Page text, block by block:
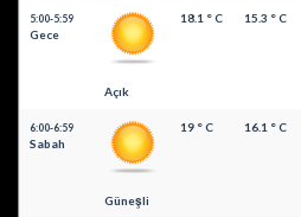
5:00-5:59
Gece
Açık
18.1 ° C 15.3 ° C
6:00-6:59
Sabah
Güneşli
19 ° C 16.1 ° C